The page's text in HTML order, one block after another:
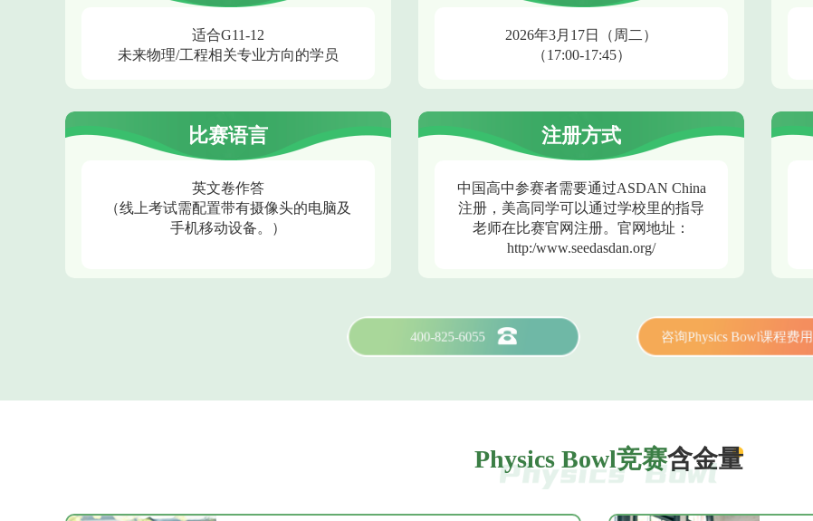
适合G11-12
未来物理/工程相关专业方向的学员
2026年3月17日（周二）
（17:00-17:45）
比赛语言
英文卷作答
（线上考试需配置带有摄像头的电脑及
手机移动设备。）
注册方式
中国高中参赛者需要通过ASDAN China
注册，美高同学可以通过学校里的指导
老师在比赛官网注册。官网地址：
http:/www.seedasdan.org/
400-825-6055 咨询Physics Bowl课程费用
Physics Bowl竞赛含金量